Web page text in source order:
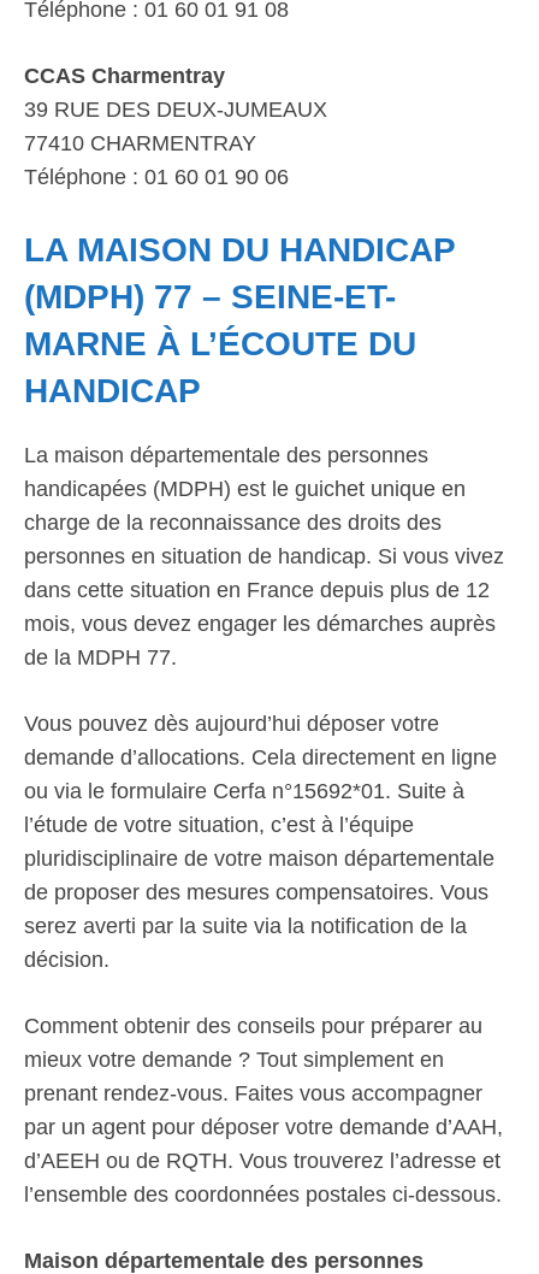
Téléphone : 01 60 01 91 08
CCAS Charmentray
39 RUE DES DEUX-JUMEAUX
77410 CHARMENTRAY
Téléphone : 01 60 01 90 06
LA MAISON DU HANDICAP
(MDPH) 77 – SEINE-ET-
MARNE À L’ÉCOUTE DU
HANDICAP
La maison départementale des personnes
handicapées (MDPH) est le guichet unique en
charge de la reconnaissance des droits des
personnes en situation de handicap. Si vous vivez
dans cette situation en France depuis plus de 12
mois, vous devez engager les démarches auprès
de la MDPH 77.
Vous pouvez dès aujourd’hui déposer votre
demande d’allocations. Cela directement en ligne
ou via le formulaire Cerfa n°15692*01. Suite à
l’étude de votre situation, c’est à l’équipe
pluridisciplinaire de votre maison départementale
de proposer des mesures compensatoires. Vous
serez averti par la suite via la notification de la
décision.
Comment obtenir des conseils pour préparer au
mieux votre demande ? Tout simplement en
prenant rendez-vous. Faites vous accompagner
par un agent pour déposer votre demande d’AAH,
d’AEEH ou de RQTH. Vous trouverez l’adresse et
l’ensemble des coordonnées postales ci-dessous.
Maison départementale des personnes